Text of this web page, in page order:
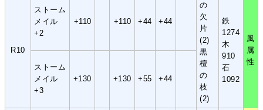
の
欠
片
(2)
黒
檀
の
枝
(2)
R10
ストーム
メイル
+2
+110 +110 +44 +44
鉄
1274
木
910
石
1092
風
属
性
ストーム
メイル
+3
+130 +130 +55 +44